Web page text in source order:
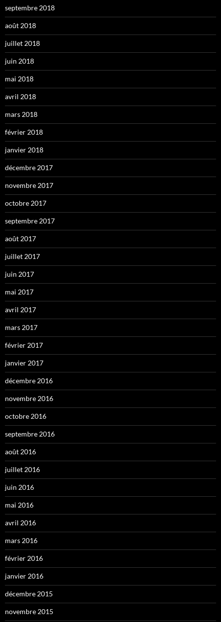
septembre 2018
août 2018
juillet 2018
juin 2018
mai 2018
avril 2018
mars 2018
février 2018
janvier 2018
décembre 2017
novembre 2017
octobre 2017
septembre 2017
août 2017
juillet 2017
juin 2017
mai 2017
avril 2017
mars 2017
février 2017
janvier 2017
décembre 2016
novembre 2016
octobre 2016
septembre 2016
août 2016
juillet 2016
juin 2016
mai 2016
avril 2016
mars 2016
février 2016
janvier 2016
décembre 2015
novembre 2015